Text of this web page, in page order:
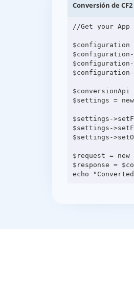
Conversión de
//Get your
$configuration
$configuration-
$conversionApi
$settings =
$settings-
$settings-
$settings-
$request = new
$response =